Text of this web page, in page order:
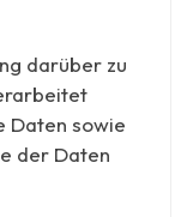
darüber zu
Daten sowie
der Daten